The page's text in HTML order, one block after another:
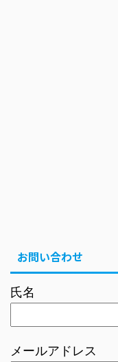
お問い合わせ
氏名
メールアドレス